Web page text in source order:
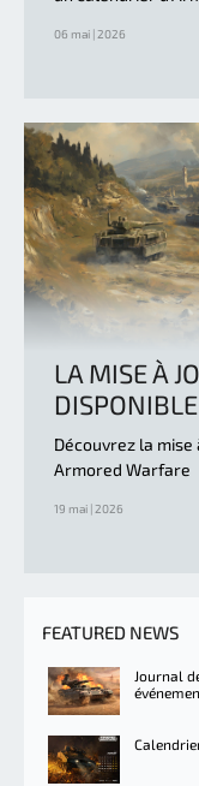
06 mai | 2026
LA MISE À
DISPONIBLE
Découvrez la
Armored Warfare
19 mai | 2026
FEATURED NEWS
Journal